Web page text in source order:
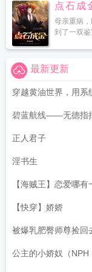
点石成
母亲重病
到了一双
最新更新
穿越黄油世界，用系
碧蓝航线——无德指
正人君子
淫书生
【海贼王】恋爱哪有
【快穿】娇娇
被爆乳肥臀师尊捡回
公主的小娇奴（NPH